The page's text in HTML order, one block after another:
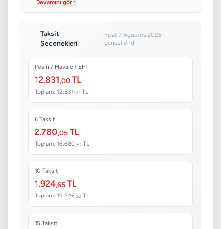
Devamını gör
Taksit
Seçenekleri
Fiyat 7 Ağustos 2026
güncellendi
Peşin / Havale / EFT
12.831,00 TL
Toplam: 12.831,00 TL
6 Taksit
2.780,05 TL
Toplam: 16.680 ,30 TL
10 Taksit
1.924,65 TL
Toplam: 19.246,50 TL
15 Taksit